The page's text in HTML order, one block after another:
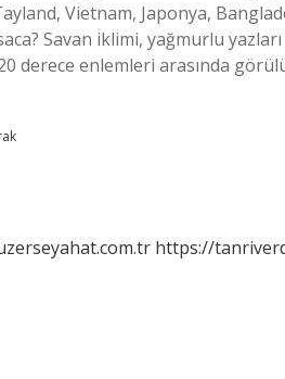
Vietnam, Japonya,
Savan iklimi, yağmurlu
derece enlemleri arasında
https://